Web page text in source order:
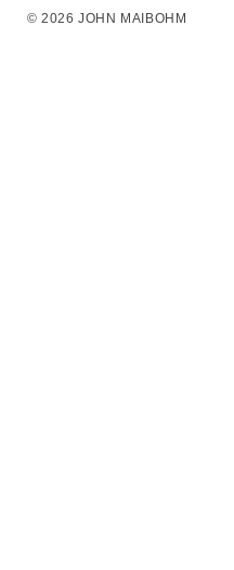
© 2026 JOHN MAIBOHM